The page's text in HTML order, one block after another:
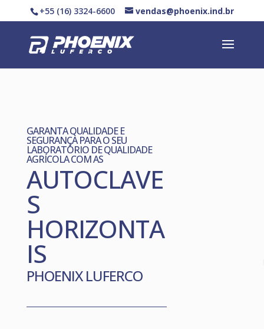
+55 (16) 3324-6600 vendas@phoenix.ind.br
GARANTA QUALIDADE E
SEGURANÇA PARA O SEU
LABORATÓRIO DE QUALIDADE
AGRÍCOLA COM AS
AUTOCLAVE
S
HORIZONTA
IS
PHOENIX LUFERCO